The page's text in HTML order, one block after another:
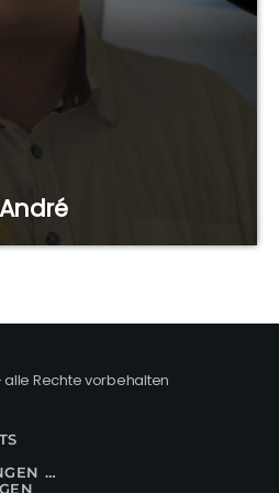
André
Rechte vorbehalten
TEILNAHMEBEDINGUNGEN FÜR GEWINNSPIELE